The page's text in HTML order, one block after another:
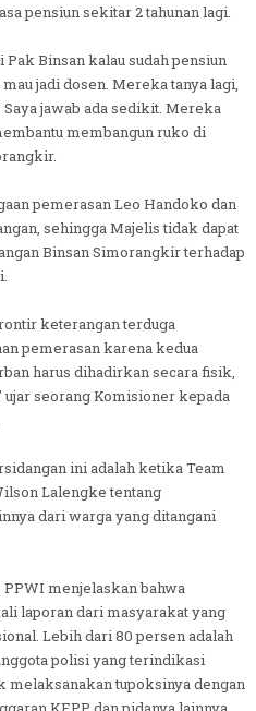
pensiun sekitar 2 tahunan lagi.
Binsan kalau sudah pensiun
mau jadi dosen. Mereka tanya lagi,
jawab ada sedikit. Mereka
membangun ruko di
pemerasan Leo Handoko dan
sehingga Majelis tidak dapat
Binsan Simorangkir terhadap
keterangan terduga
pemerasan karena kedua
harus dihadirkan secara fisik,
ujar seorang Komisioner kepada
ini adalah ketika Team
Lalengke tentang
dari warga yang ditangani
menjelaskan bahwa
laporan dari masyarakat yang
Lebih dari 80 persen adalah
polisi yang terindikasi
tupoksinya dengan